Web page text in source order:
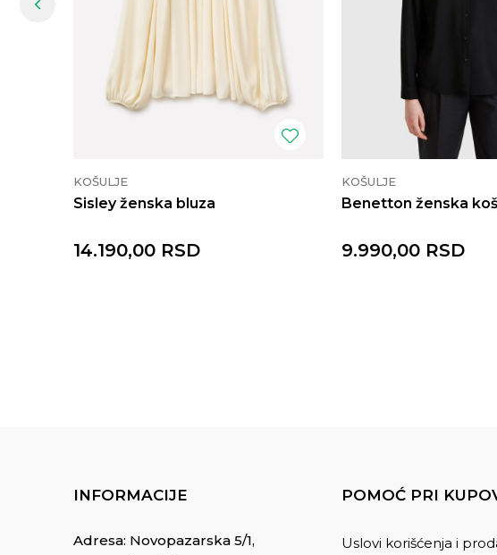
KOŠULJE
Sisley ženska bluza
14.190,00 RSD
KOŠULJE
Benetton ženska
9.990,00 RSD
INFORMACIJE
Adresa: Novopazarska 5/1,
POMOĆ PRI
Uslovi korišćenja i